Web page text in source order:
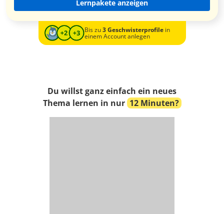
Lernpakete anzeigen
Bis zu3 Geschwisterprofilein
einem Account anlegen
Du willst ganz einfach ein neues
Thema lernen in nur 12 Minuten?